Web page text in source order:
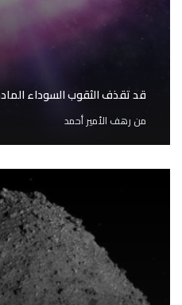
قد تقذف الثقوب السوداء
من رهف الأمير أحمد